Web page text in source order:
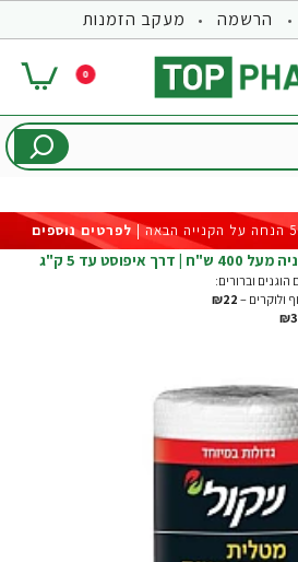
הרשמה מעקב הזמנות
0
לפרטים נוספים
איפוסט עד 5 ק"ג
וברורים:
ולוקרים – ₪22